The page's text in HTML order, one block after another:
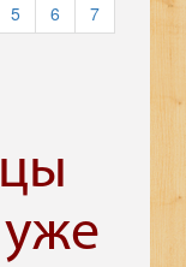
5 6
7